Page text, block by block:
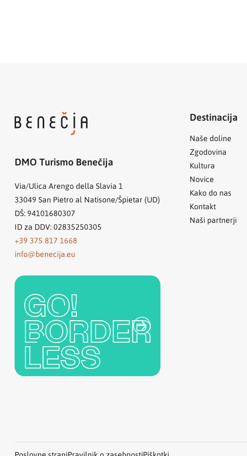
DMO Turismo Benečija
Via/Ulica Arengo della Slavia 1
33049 San Pietro al Natisone/Špietar (UD)
DŠ: 94101680307
ID za DDV: 02835250305
+39 375 817 1668
info@benecija.eu
Destinacija
Naše doline
Zgodovina
Kultura
Novice
Kako do nas
Kontakt
Naši partnerji